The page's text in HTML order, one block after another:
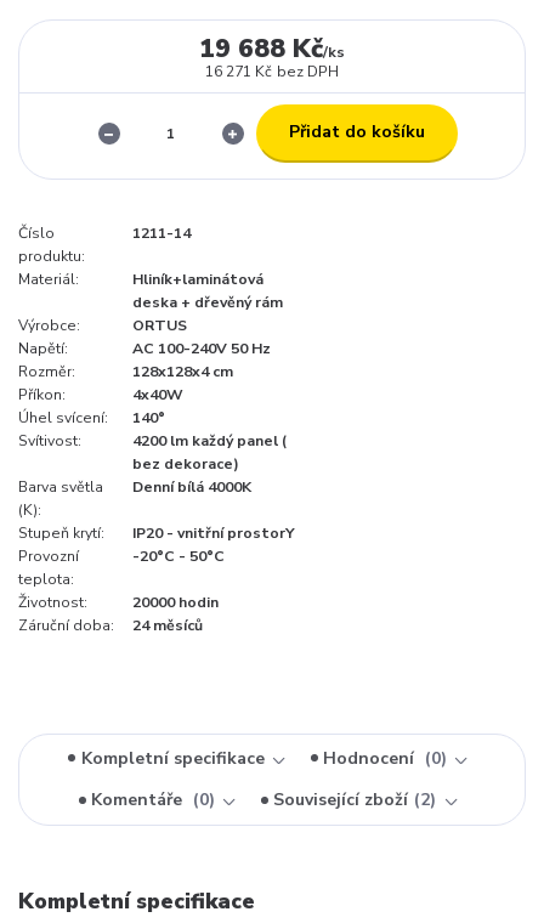
19 688 Kč/ks
16 271 Kč bez DPH
Přidat do košíku
Číslo
produktu:
1211-14
Materiál:
Hliník+laminátová
deska + dřevěný rám
Výrobce:
ORTUS
Napětí:
AC 100-240V 50 Hz
Rozměr:
128x128x4 cm
Příkon:
4x40W
Úhel svícení:
140°
Svítivost:
4200 lm každý panel (
bez dekorace)
Barva světla
(K):
Denní bílá 4000K
Stupeň krytí:
IP20 - vnitřní prostorY
Provozní
teplota:
-20°C - 50°C
Životnost:
20000 hodin
Záruční doba:
24 měsíců
Kompletní specifikace Hodnocení
0
Komentáře
0 Související zboží 2
Kompletní specifikace